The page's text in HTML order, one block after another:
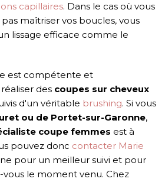
capillaires. Dans le cas où vous
maîtriser vos boucles, vous
lissage efficace comme le
est compétente et
des coupes sur cheveux
d'un véritable brushing. Si vous
ou de Portet-sur-Garonne,
coupe femmes est à
pouvez donc contacter Marie
pour un meilleur suivi et pour
le moment venu. Chez